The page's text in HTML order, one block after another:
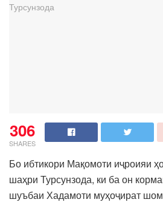
306
SHARES
Бо ибтикори Мақомоти иҷроияи
шаҳри Турсунзода, ки ба он
шуъбаи Хадамоти муҳоҷират